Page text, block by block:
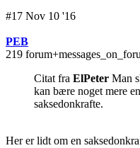
#17 Nov 10 '16
PEB
219
Citat fra ElPeter Man
kan bære noget mere
saksedonkrafte.
Her er lidt om en